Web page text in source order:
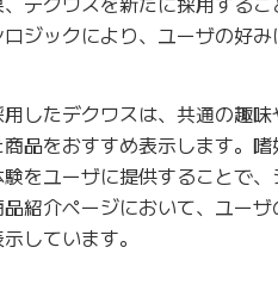
ジックにより、ユーザの好
したデクワスは、共通の趣
品をおすすめ表示します。
をユーザに提供することで
紹介ページにおいて、ユー
しています。